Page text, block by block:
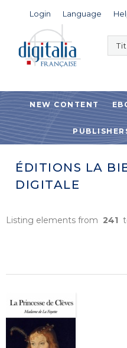
Login Language
NEW CONTENT
ÉDITIONS LA
DIGITALE
Listing elements from 241